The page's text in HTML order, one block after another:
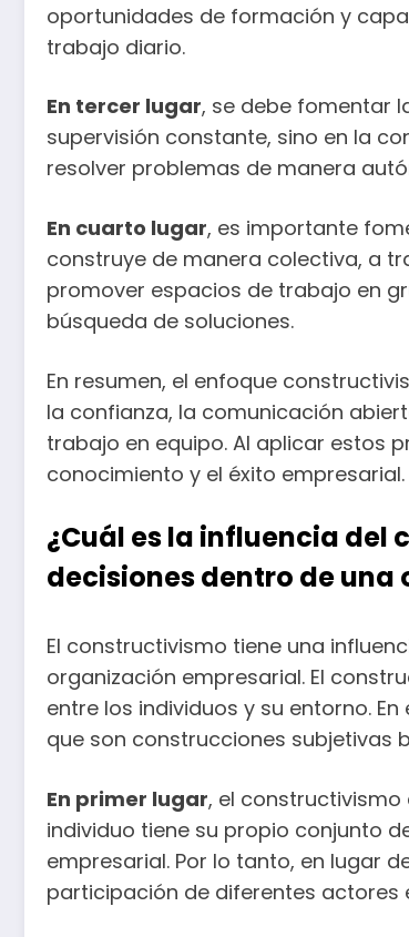
oportunidades de formación y
trabajo diario.
En tercer lugar, se debe fomentar
supervisión constante, sino en la
resolver problemas de manera
En cuarto lugar, es importante
construye de manera colectiva, a
promover espacios de trabajo en
búsqueda de soluciones.
En resumen, el enfoque
la confianza, la comunicación
trabajo en equipo. Al aplicar estos
conocimiento y el éxito empresarial.
¿Cuál es la influencia del
decisiones dentro de
El constructivismo tiene una
organización empresarial. El
entre los individuos y su entorno.
que son construcciones subjetivas
En primer lugar, el
individuo tiene su propio conjunto
empresarial. Por lo tanto, en lugar
participación de diferentes actores